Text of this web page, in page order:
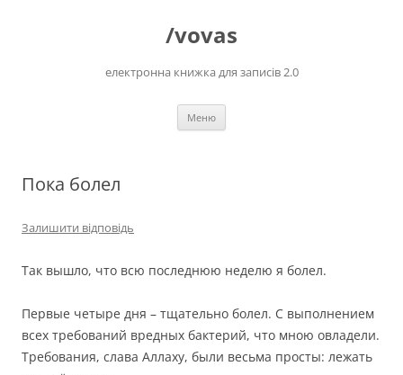
/vovas
електронна книжка для записів 2.0
Меню
Пока болел
Залишити відповідь
Так вышло, что всю последнюю неделю я болел.
Первые четыре дня – тщательно болел. С выполнением
всех требований вредных бактерий, что мною овладели.
Требования, слава Аллаху, были весьма просты: лежать